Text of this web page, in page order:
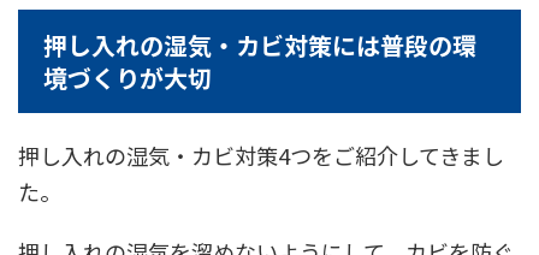
押し入れの湿気・カビ対策には普段の環
境づくりが大切
押し入れの湿気・カビ対策4つをご紹介してきまし
た。